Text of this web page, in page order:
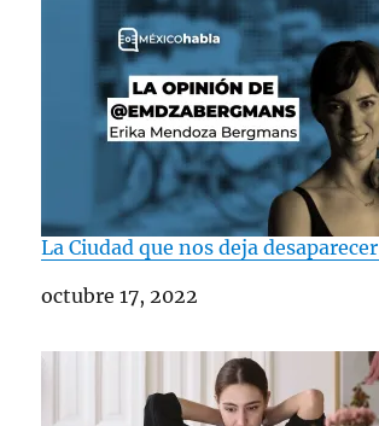
La Ciudad que nos deja desaparecer
Fecha
octubre 17, 2022